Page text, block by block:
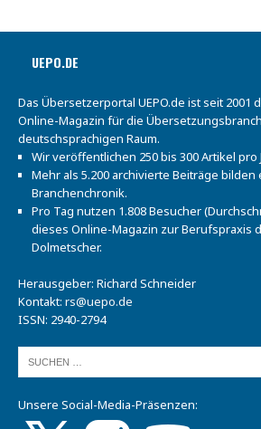
UEPO.DE
Das Übersetzerportal UEPO.de ist seit 2001
Online-Magazin für die
deutschsprachigen Raum.
Wir veröffentlichen 250 bis 300 Artikel pro
Mehr als 5.200 archivierte Beiträge
Branchenchronik.
Pro Tag nutzen 1.808 Besucher
dieses Online-Magazin zur Berufspraxis
Dolmetscher.
Herausgeber: Richard Schneider
Kontakt: rs@uepo.de
ISSN: 2940-2794
Unsere Social-Media-Präsenzen: